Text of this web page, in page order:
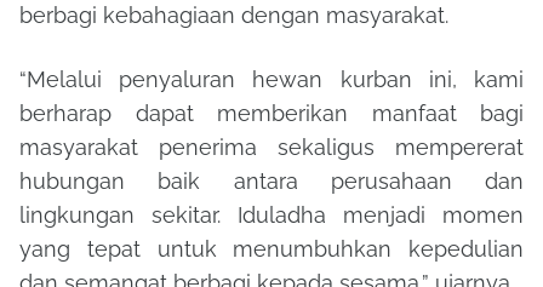
berbagi kebahagiaan dengan masyarakat.
“Melalui penyaluran hewan kurban ini, kami
berharap dapat memberikan manfaat bagi
masyarakat penerima sekaligus mempererat
hubungan baik antara perusahaan dan
lingkungan sekitar. Iduladha menjadi momen
yang tepat untuk menumbuhkan kepedulian